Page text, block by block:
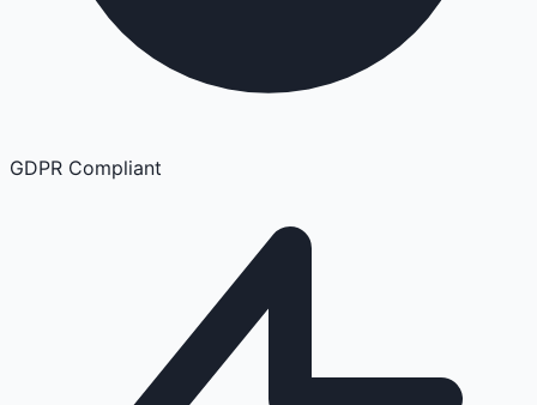
GDPR Compliant